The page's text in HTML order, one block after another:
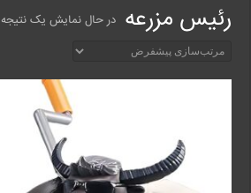
رئیس مزرعه در حال نمایش یک نتیجه